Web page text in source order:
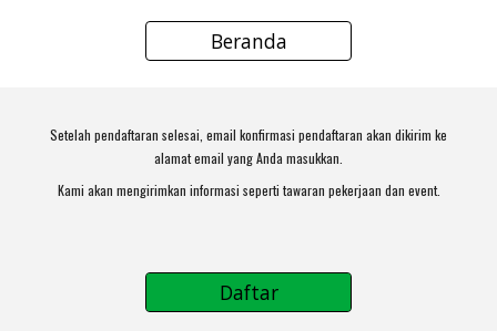
Beranda
Setelah pendaftaran selesai, email konfirmasi pendaftaran akan dikirim ke
alamat email yang Anda masukkan.
Kami akan mengirimkan informasi seperti tawaran pekerjaan dan event.
Daftar